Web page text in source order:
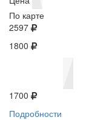
По карте
2597
1800
1700
Подробности